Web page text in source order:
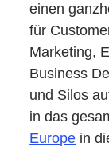
einen
für
Marketing,
Business
und Silos
in das
Europe in